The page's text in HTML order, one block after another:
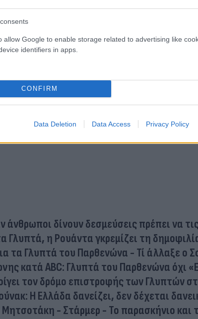
allow Google to enable storage related to advertising like
identifiers in apps.
CONFIRM
Data Deletion Data Access Privacy Policy
μετά το περιστατικό και πως σε
συνέβη.
που αφορά την εγχώρια πολιτική σκηνή
έχουν μια μακρά παράδοση.
Flash.grστην αναζήτηση τηςGoogle
δίνουν δεσμεύσεις πρέπει να
Γλυπτά, η Ρουάντα γκρεμίζει τη
τα Γλυπτά του Παρθενώνα - Τί άλλαξε ο
κατά ABC: Γλυπτά του Παρθενώνα όχι
τον δρόμο επιστροφής των Γλυπτών
Η Ελλάδα δανείζει, δεν δέχεται
- Στάρμερ - Το παρασκήνιο και